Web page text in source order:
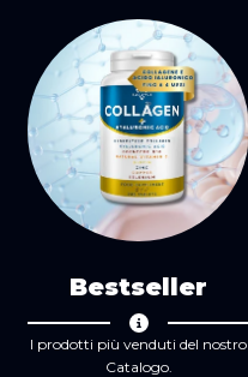
Bestseller
I prodotti più venduti del nostro
Catalogo.